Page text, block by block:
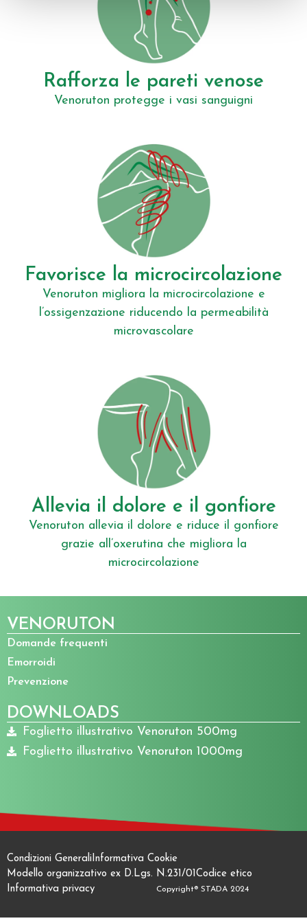
Rafforza le pareti venose
Venoruton protegge i vasi sanguigni
Favorisce la microcircolazione
Venoruton migliora la microcircolazione e
l’ossigenzazione riducendo la permeabilità
microvascolare
Allevia il dolore e il gonfiore
Venoruton allevia il dolore e riduce il gonfiore
grazie all’oxerutina che migliora la
microcircolazione
VENORUTON
Domande frequenti
Emorroidi
Prevenzione
DOWNLOADS
Foglietto illustrativo Venoruton 500mg
Foglietto illustrativo Venoruton 1000mg
Condizioni Generali Informativa Cookie
Modello organizzativo ex D.Lgs. N.231/01 Codice etico
Informativa privacy
Copyright® STADA 2024